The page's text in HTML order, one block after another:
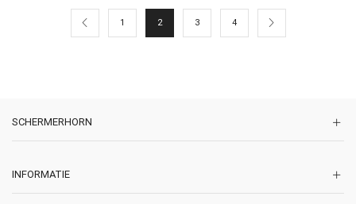
1 2 3 4
SCHERMERHORN
INFORMATIE